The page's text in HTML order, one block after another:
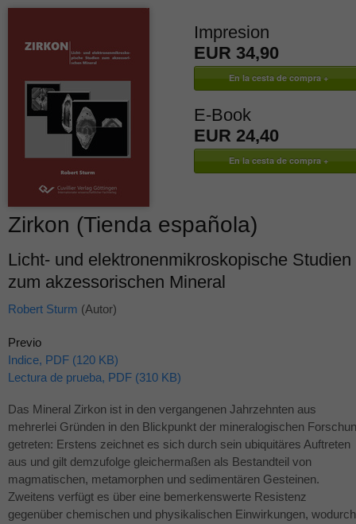
Impresion
EUR 34,90
E-Book
EUR 24,40
Zirkon (Tienda española)
Licht- und elektronenmikroskopische Studien
zum akzessorischen Mineral
Robert Sturm (Autor)
Previo
Indice, PDF (120 KB)
Lectura de prueba, PDF (310 KB)
Das Mineral Zirkon ist in den vergangenen Jahrzehnten aus
mehrerlei Gründen in den Blickpunkt der mineralogischen
getreten: Erstens zeichnet es sich durch sein ubiquitäres Auftreten
aus und gilt demzufolge gleichermaßen als Bestandteil von
magmatischen, metamorphen und sedimentären Gesteinen.
Zweitens verfügt es über eine bemerkenswerte Resistenz
gegenüber chemischen und physikalischen Einwirkungen, wodurch